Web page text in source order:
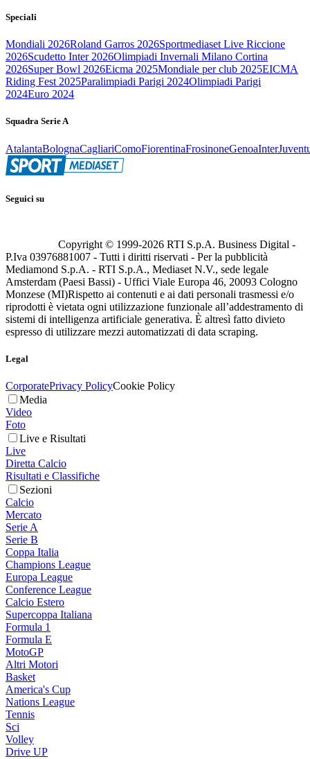
Speciali
Mondiali 2026Roland Garros 2026Sportmediaset Live Riccione
2026Scudetto Inter 2026Olimpiadi Invernali Milano Cortina
2026Super Bowl 2026Eicma 2025Mondiale per club 2025EICMA
Riding Fest 2025Paralimpiadi Parigi 2024Olimpiadi Parigi
2024Euro 2024
Squadra Serie A
AtalantaBolognaCagliariComoFiorentinaFrosinoneGenoaInter
Seguici su
Copyright © 1999-2026 RTI S.p.A. Business Digital -
P.Iva 03976881007 - Tutti i diritti riservati - Per la pubblicità
Mediamond S.p.A. - RTI S.p.A., Mediaset N.V., sede legale
Amsterdam (Paesi Bassi) - Uffici Viale Europa 46, 20093 Cologno
Monzese (MI)Rispetto ai contenuti e ai dati personali trasmessi e/o
riprodotti è vietata ogni utilizzazione funzionale all’addestramento di
sistemi di intelligenza artificiale generativa. È altresì fatto divieto
espresso di utilizzare mezzi automatizzati di data scraping.
Legal
CorporatePrivacy PolicyCookie Policy
Media
Video
Foto
Live e Risultati
Live
Diretta Calcio
Risultati e Classifiche
Sezioni
Calcio
Mercato
Serie A
Serie B
Coppa Italia
Champions League
Europa League
Conference League
Calcio Estero
Supercoppa Italiana
Formula 1
Formula E
MotoGP
Altri Motori
Basket
America's Cup
Nations League
Tennis
Sci
Volley
Drive UP